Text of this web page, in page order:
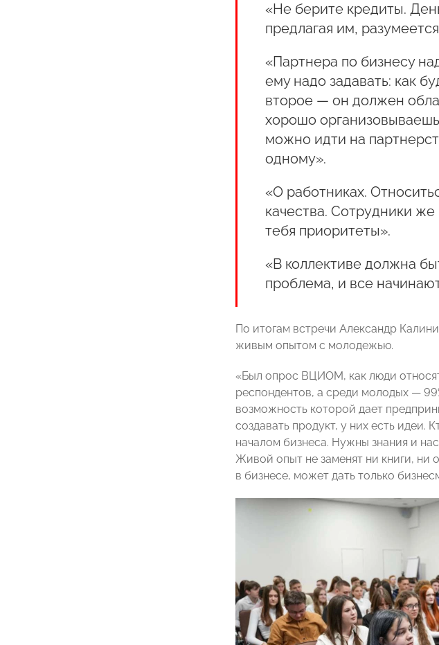
«Не берите кредиты.
предлагая им,
«Партнера по бизнесу
ему надо задавать: как
второе — он должен
хорошо
можно идти на
одному».
«О работниках.
качества. Сотрудники
тебя приоритеты».
«В коллективе должна
проблема, и все
По итогам встречи Александр
живым опытом с молодежью.
«Был опрос ВЦИОМ, как люди
респондентов, а среди молодых —
возможность которой дает
создавать продукт, у них есть
началом бизнеса. Нужны знания и
Живой опыт не заменят ни книги, ни
в бизнесе, может дать только